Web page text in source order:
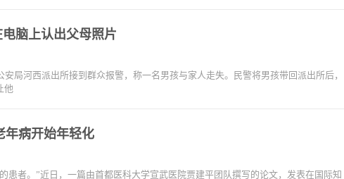
脑上认出父母照片
局河西派出所接到群众报警，称一名男孩与家人走失。民警将男孩带回派出所后，
他
年病开始年轻化
患者。”近日，一篇由首都医科大学宣武医院贾建平团队撰写的论文，发表在国际知